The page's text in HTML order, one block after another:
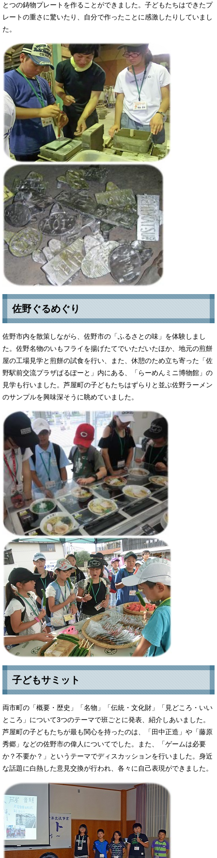
とつの鋳物プレートを作ることができました。子どもたちはできたプ
レートの重さに驚いたり、自分で作ったことに感激したりしていまし
た。
佐野ぐるめぐり
佐野市内を散策しながら、佐野市の「ふるさとの味」を体験しまし
た。佐野名物のいもフライを揚げたてでいただいたほか、地元の煎餅
屋の工場見学と煎餅の試食を行い、また、休憩のため立ち寄った「佐
野駅前交流プラザぱるぽーと」内にある、「らーめんミニ博物館」の
見学も行いました。芦屋町の子どもたちはずらりと並ぶ佐野ラーメン
のサンプルを興味深そうに眺めていました。
子どもサミット
両市町の「概要・歴史」「名物」「伝統・文化財」「見どころ・いい
ところ」について3つのテーマで班ごとに発表、紹介しあいました。
芦屋町の子どもたちが最も関心を持ったのは、「田中正造」や「藤原
秀郷」などの佐野市の偉人についてでした。また、「ゲームは必要
か？不要か？」というテーマでディスカッションを行いました。身近
な話題に白熱した意見交換が行われ、各々に自己表現ができました。